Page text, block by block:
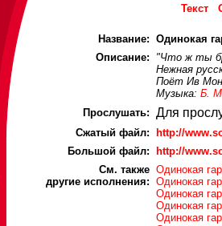
Текст
Название: Одинокая
Описание:
"Что ж ты
Нежная
Поёт Ив
Музыка: Б.
Прослушать: Для
Cжатый файл:
http://
Большой файл:
http://
См. также
другие исполнения:
Одинокая
Одинокая
Одинокая
Одинокая
Одинокая